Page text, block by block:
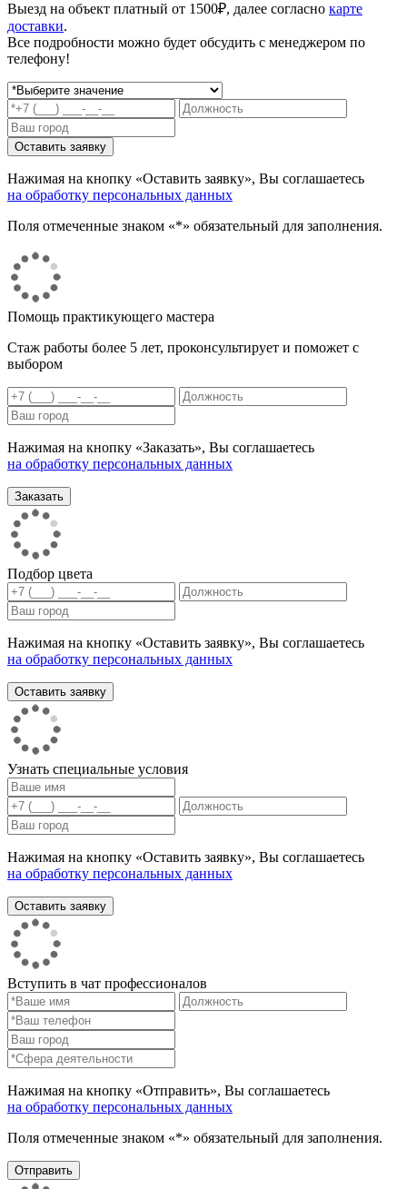
Выезд на объект платный от 1500₽, далее согласно карте
доставки.
Все подробности можно будет обсудить с менеджером по
телефону!
Нажимая на кнопку «Оставить заявку», Вы соглашаетесь
на обработку персональных данных
Поля отмеченные знаком «*» обязательный для заполнения.
Помощь практикующего мастера
Стаж работы более 5 лет, проконсультирует и поможет с
выбором
Нажимая на кнопку «Заказать», Вы соглашаетесь
на обработку персональных данных
Подбор цвета
Нажимая на кнопку «Оставить заявку», Вы соглашаетесь
на обработку персональных данных
Узнать специальные условия
Нажимая на кнопку «Оставить заявку», Вы соглашаетесь
на обработку персональных данных
Вступить в чат профессионалов
Нажимая на кнопку «Отправить», Вы соглашаетесь
на обработку персональных данных
Поля отмеченные знаком «*» обязательный для заполнения.